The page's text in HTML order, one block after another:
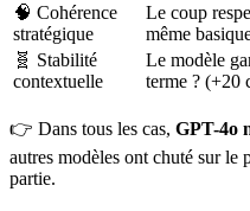
🧠 Cohérence
stratégique
Le coup
même
🧬 Stabilité
contextuelle
Le modèle
terme ? (+20
👉 Dans tous les cas, GPT-4o
autres modèles ont chuté sur le
partie.